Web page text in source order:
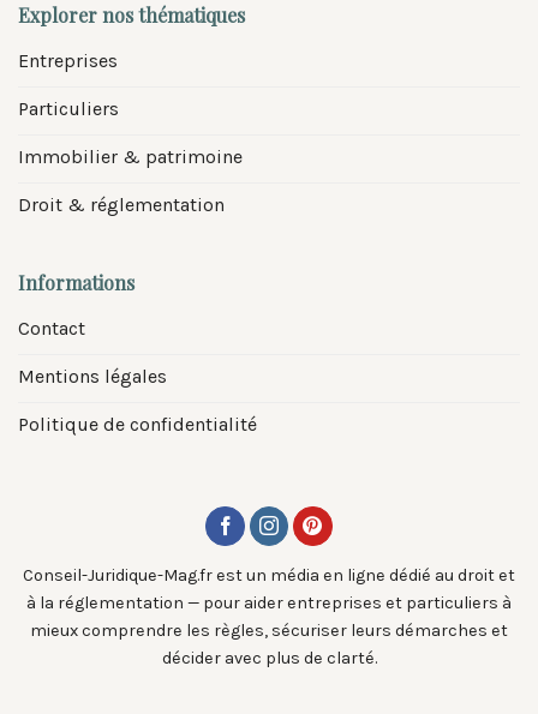
Explorer nos thématiques
Entreprises
Particuliers
Immobilier & patrimoine
Droit & réglementation
Informations
Contact
Mentions légales
Politique de confidentialité
Conseil-Juridique-Mag.fr est un média en ligne dédié au droit et
à la réglementation — pour aider entreprises et particuliers à
mieux comprendre les règles, sécuriser leurs démarches et
décider avec plus de clarté.